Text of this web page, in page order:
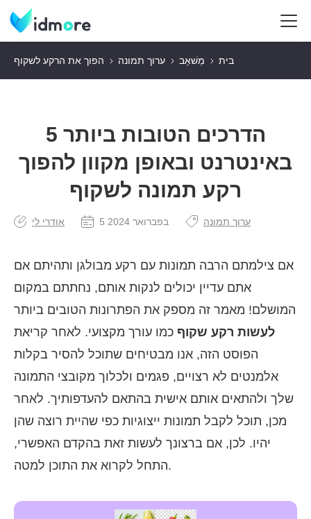
בית מַשׁאָב ערוך תמונה הפוך את הרקע לשקוף
5 הדרכים הטובות ביותר
באינטרנט ובאופן מקוון להפוך
רקע תמונה לשקוף
אודרי לי 5 בפברואר 2024 ערוך תמונה
אם צילמתם הרבה תמונות עם רקע מבולגן ותהיתם אם
אתם עדיין יכולים לנקות אותם, נחתתם במקום
המושלם! מאמר זה מספק את הפתרונות הטובים ביותר
לעשות רקע שקוף כמו עורך מקצועי. לאחר קריאת
הפוסט הזה, אנו מבטיחים שתוכל להסיר בקלות
אלמנטים לא רצויים, פגמים ולכלוך מקובצי התמונה
שלך ולהתאים אותם אישית בהתאם להעדפותיך. לאחר
מכן, תוכל לקבל תמונות ייצוגיות כפי שהיית רוצה שהן
יהיו. לכן, אם ברצונך לעשות זאת בהקדם האפשרי,
התחל לקרוא את התוכן למטה.